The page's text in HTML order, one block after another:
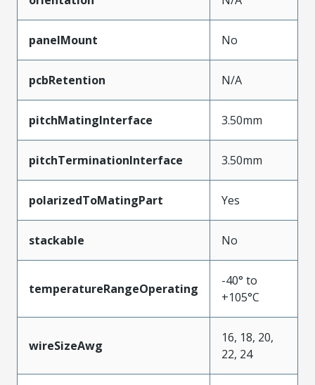
panelMount No
pcbRetention N/A
pitchMatingInterface 3.50mm
pitchTerminationInterface 3.50mm
polarizedToMatingPart Yes
stackable No
temperatureRangeOperating
-40° to
+105°C
wireSizeAwg
16, 18, 20,
22, 24